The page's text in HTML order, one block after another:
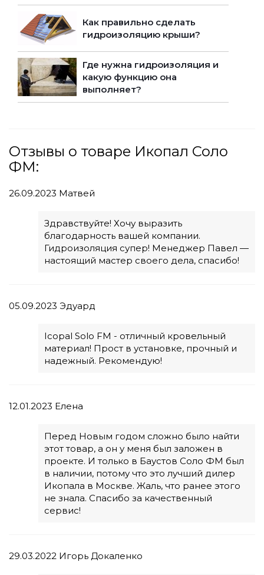
Как правильно сделать
гидроизоляцию крыши?
Где нужна гидроизоляция и
какую функцию она
выполняет?
Отзывы о товаре Икопал Соло
ФМ:
26.09.2023 Матвей
Здравствуйте! Хочу выразить
благодарность вашей компании.
Гидроизоляция супер! Менеджер Павел —
настоящий мастер своего дела, спасибо!
05.09.2023 Эдуард
Icopal Solo FM - отличный кровельный
материал! Прост в установке, прочный и
надежный. Рекомендую!
12.01.2023 Елена
Перед Новым годом сложно было найти
этот товар, а он у меня был заложен в
проекте. И только в Баустов Соло ФМ был
в наличии, потому что это лучший дилер
Икопала в Москве. Жаль, что ранее этого
не знала. Спасибо за качественный
сервис!
29.03.2022 Игорь Докаленко